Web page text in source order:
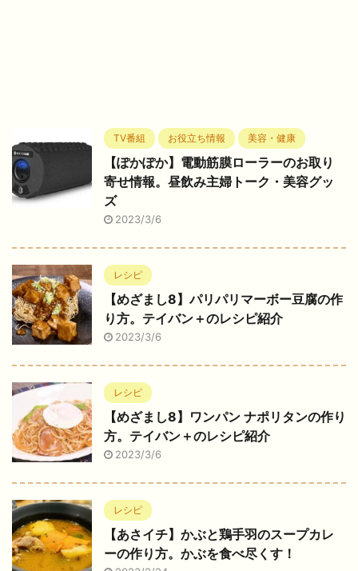
TV番組 お役立ち情報 美容・健康
【ぽかぽか】電動筋膜ローラーのお取り
寄せ情報。昼飲み主婦トーク・美容グッ
ズ
2023/3/6
レシピ
【めざまし8】パリパリマーボー豆腐の作
り方。テイバン＋のレシピ紹介
2023/3/6
レシピ
【めざまし8】ワンパン ナポリタンの作り
方。テイバン＋のレシピ紹介
2023/3/6
レシピ
【あさイチ】かぶと鶏手羽のスープカレ
ーの作り方。かぶを食べ尽くす！